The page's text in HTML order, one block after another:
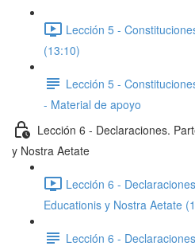
Lección 5 -
(13:10)
Lección 5 -
- Material de apoyo
Lección 6 - Declaraciones.
y Nostra Aetate
Lección 6 -
Educationis y Nostra Aetate
Lección 6 -